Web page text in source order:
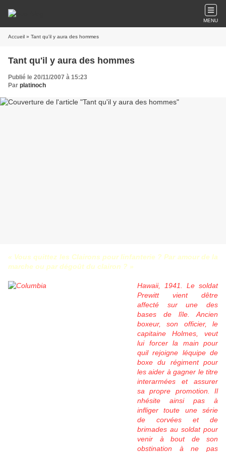
MENU
Accueil » Tant qu'il y aura des hommes
Tant qu'il y aura des hommes
Publié le 20/11/2007 à 15:23
Par platinoch
« Vous quittez les Clairons pour linfanterie ? Par amour de la
marche ou par dégoût du clairon ? »
Hawaii, 1941. Le soldat
Prewitt vient dêtre
affecté sur une des
bases de lîle. Ancien
boxeur, son officier, le
capitaine Holmes, veut
lui forcer la main pour
quil rejoigne léquipe de
boxe du régiment pour
les aider à gagner le titre
interarmées et assurer
sa propre promotion. Il
nhésite ainsi pas à
infliger toute une série
de corvées et de
brimades au soldat pour
venir à bout de son
obstination à ne pas